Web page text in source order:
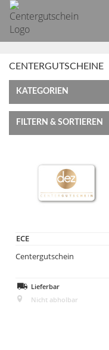
CENTERGUTSCHEINE
KATEGORIEN
FILTERN & SORTIEREN
ECE
Centergutschein
Lieferbar
Nicht abholbar